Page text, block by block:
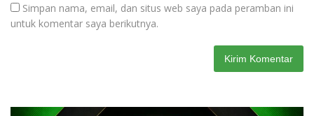
Simpan nama, email, dan situs web saya pada peramban ini
untuk komentar saya berikutnya.